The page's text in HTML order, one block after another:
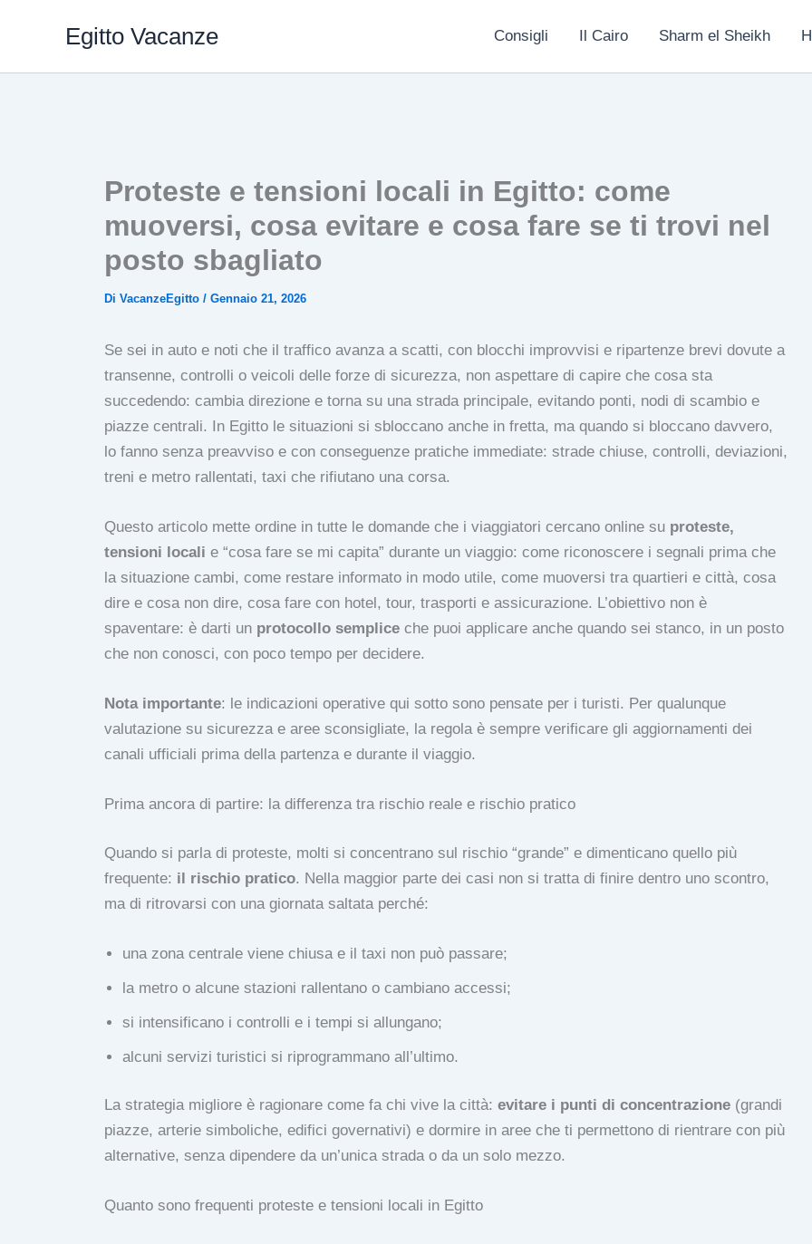
Egitto Vacanze Consigli Il Cairo Sharm el Sheikh
Proteste e tensioni locali in Egitto: come
muoversi, cosa evitare e cosa fare se ti trovi nel
posto sbagliato
Di VacanzeEgitto / Gennaio 21, 2026
Se sei in auto e noti che il traffico avanza a scatti, con blocchi improvvisi e ripartenze brevi dovute a
transenne, controlli o veicoli delle forze di sicurezza, non aspettare di capire che cosa sta
succedendo: cambia direzione e torna su una strada principale, evitando ponti, nodi di scambio e
piazze centrali. In Egitto le situazioni si sbloccano anche in fretta, ma quando si bloccano davvero,
lo fanno senza preavviso e con conseguenze pratiche immediate: strade chiuse, controlli, deviazioni,
treni e metro rallentati, taxi che rifiutano una corsa.
Questo articolo mette ordine in tutte le domande che i viaggiatori cercano online su proteste,
tensioni locali e “cosa fare se mi capita” durante un viaggio: come riconoscere i segnali prima che
la situazione cambi, come restare informato in modo utile, come muoversi tra quartieri e città, cosa
dire e cosa non dire, cosa fare con hotel, tour, trasporti e assicurazione. L’obiettivo non è
spaventare: è darti un protocollo sempliceche puoi applicare anche quando sei stanco, in un posto
che non conosci, con poco tempo per decidere.
Nota importante: le indicazioni operative qui sotto sono pensate per i turisti. Per qualunque
valutazione su sicurezza e aree sconsigliate, la regola è sempre verificare gli aggiornamenti dei
canali ufficiali prima della partenza e durante il viaggio.
Prima ancora di partire: la differenza tra rischio reale e rischio pratico
Quando si parla di proteste, molti si concentrano sul rischio “grande” e dimenticano quello più
frequente: il rischio pratico. Nella maggior parte dei casi non si tratta di finire dentro uno scontro,
ma di ritrovarsi con una giornata saltata perché:
una zona centrale viene chiusa e il taxi non può passare;
la metro o alcune stazioni rallentano o cambiano accessi;
si intensificano i controlli e i tempi si allungano;
alcuni servizi turistici si riprogrammano all’ultimo.
La strategia migliore è ragionare come fa chi vive la città: evitare i punti di concentrazione(grandi
piazze, arterie simboliche, edifici governativi) e dormire in aree che ti permettono di rientrare con più
alternative, senza dipendere da un’unica strada o da un solo mezzo.
Quanto sono frequenti proteste e tensioni locali in Egitto